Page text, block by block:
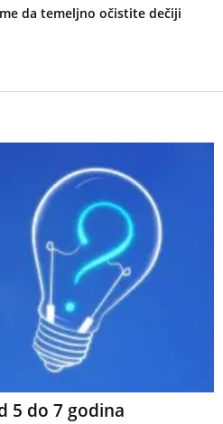
da temeljno očistite dečiji
5 do 7 godina